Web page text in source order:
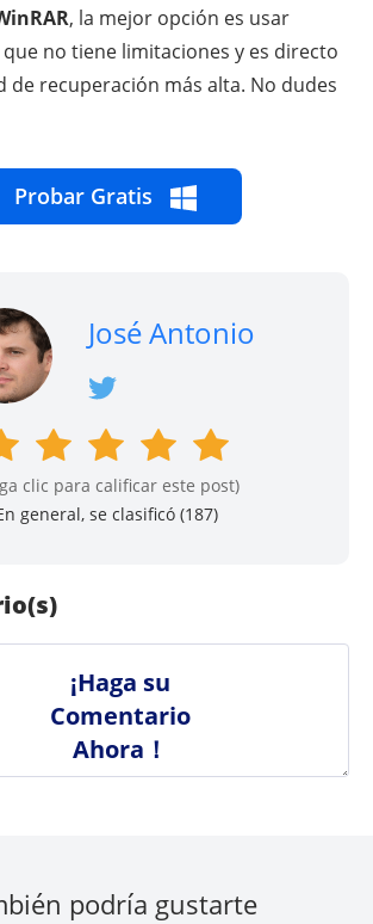
, la mejor opción es usar
que no tiene limitaciones y es directo
de recuperación más alta. No dudes
Probar Gratis
José Antonio
clic para calificar este post)
general, se clasificó (187)
¡Haga su
Comentario
Ahora！
podría gustarte